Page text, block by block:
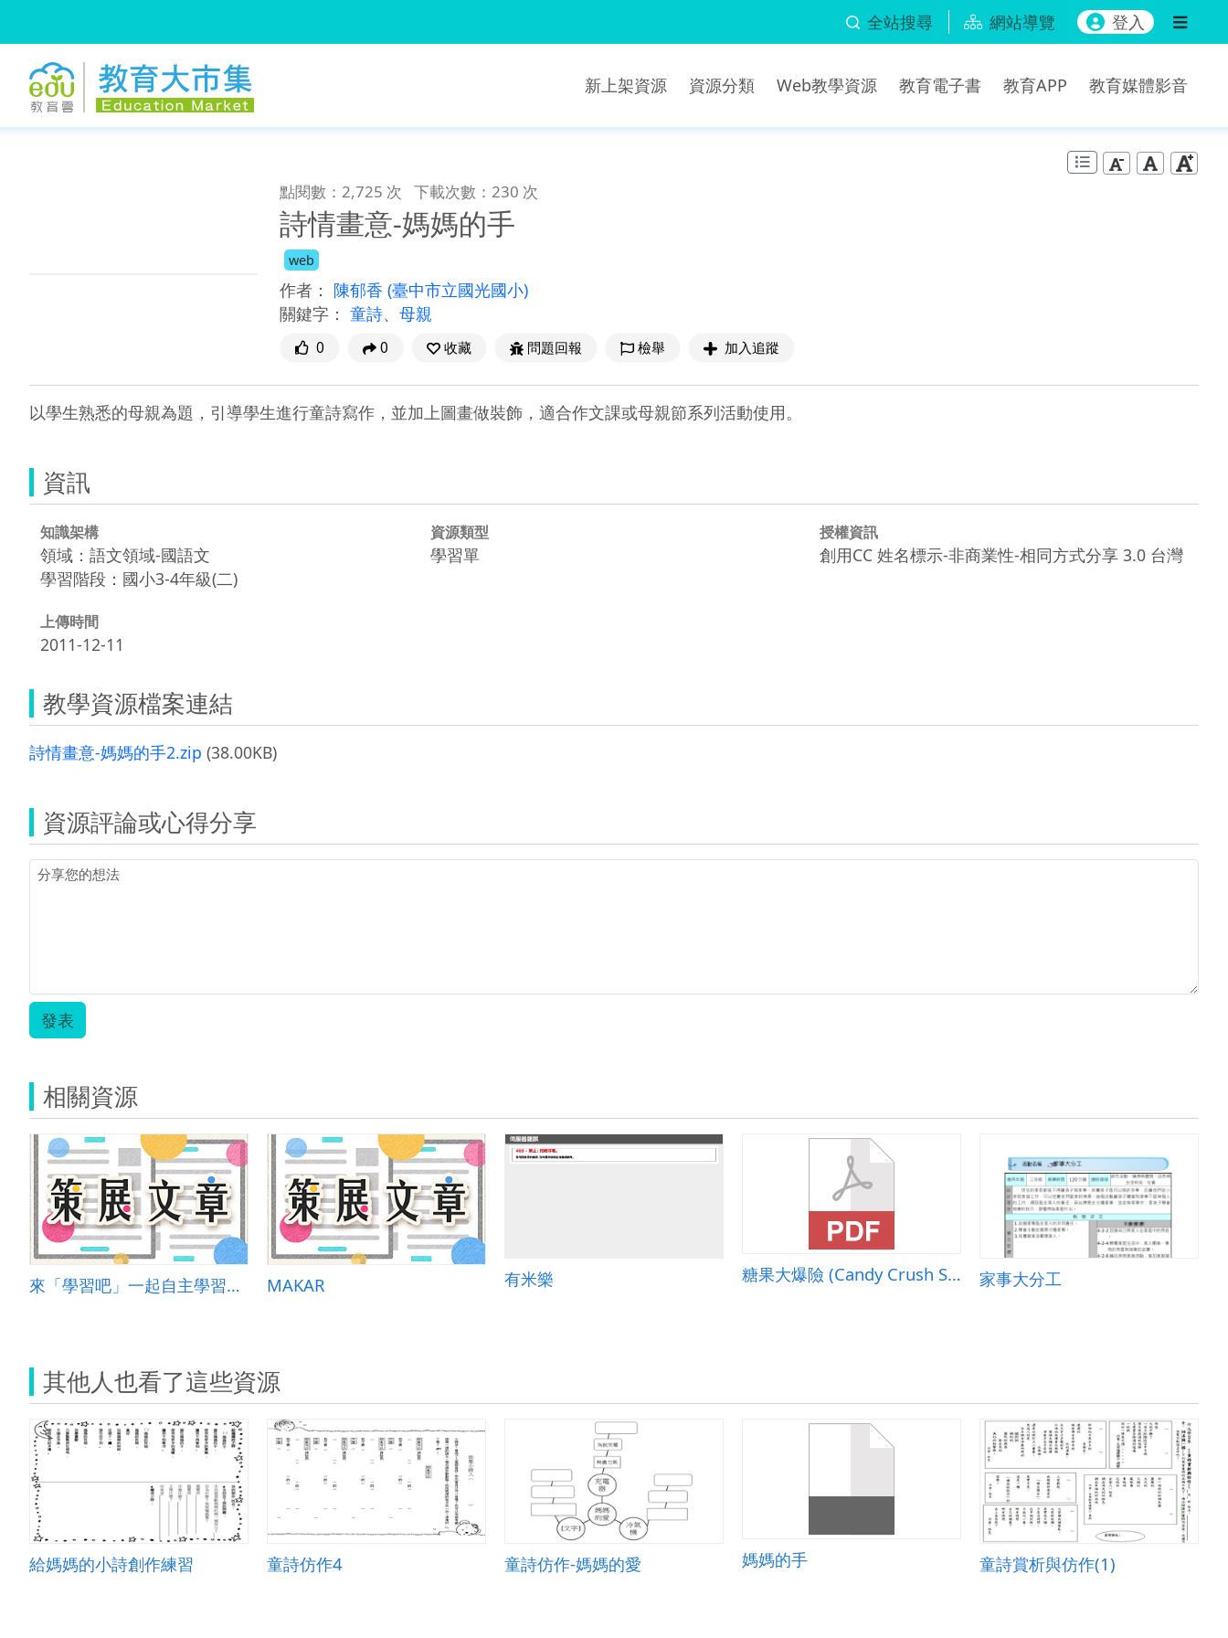
全站搜尋 網站導覽 登入
新上架資源 資源分類 Web教學資源 教育電子書 教育APP 教育媒體影音
點閱數：2,725 次 下載次數：230 次
詩情畫意-媽媽的手
web
作者： 陳郁香 (臺中市立國光國小)
關鍵字： 童詩、 母親
0 0 收藏 問題回報 檢舉 加入追蹤
以學生熟悉的母親為題，引導學生進行童詩寫作，並加上圖畫做裝飾，適合作文課或母親節系列活動使用。
資訊
知識架構
領域：語文領域-國語文
學習階段：國小3-4年級(二)
資源類型
學習單
授權資訊
創用CC 姓名標示-非商業性-相同方式分享 3.0 台灣
上傳時間
2011-12-11
教學資源檔案連結
詩情畫意-媽媽的手2.zip (38.00KB)
資源評論或心得分享
發表
相關資源
來「學習吧」一起自主學習吧！ MAKAR 有米樂 糖果大爆險 (Candy Crush Saga) 家事大分工
其他人也看了這些資源
給媽媽的小詩創作練習 童詩仿作4 童詩仿作-媽媽的愛 媽媽的手 童詩賞析與仿作(1)